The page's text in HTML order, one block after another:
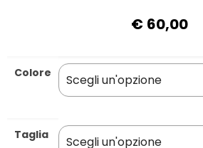
€ 60,00
Colore
Taglia